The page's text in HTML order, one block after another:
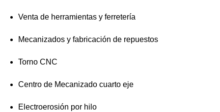
Venta de herramientas y ferretería
Mecanizados y fabricación de repuestos
Torno CNC
Centro de Mecanizado cuarto eje
Electroerosión por hilo